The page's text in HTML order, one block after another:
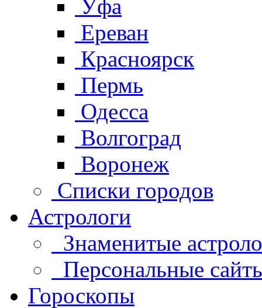
Уфа
Ереван
Красноярск
Пермь
Одесса
Волгоград
Воронеж
Списки городов
Астрологи
Знаменитые
Персональные
Гороскопы